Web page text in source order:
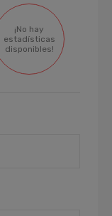
¡No hay
estadísticas
disponibles!